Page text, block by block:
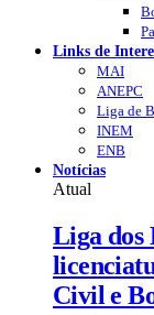
Links de
MAI
ANEPC
Liga de
INEM
ENB
Notícias
Atual
Liga dos
Civil e